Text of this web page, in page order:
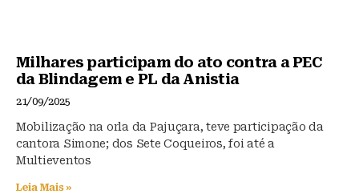
Milhares participam do ato contra a PEC
da Blindagem e PL da Anistia
21/09/2025
Mobilização na orla da Pajuçara, teve participação da
cantora Simone; dos Sete Coqueiros, foi até a
Multieventos
Leia Mais »